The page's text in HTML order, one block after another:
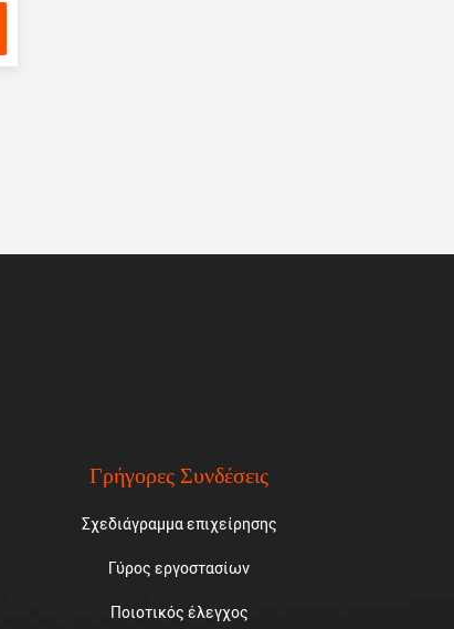
Γρήγορες Συνδέσεις
Σχεδιάγραμμα επιχείρησης
Γύρος εργοστασίων
Ποιοτικός έλεγχος